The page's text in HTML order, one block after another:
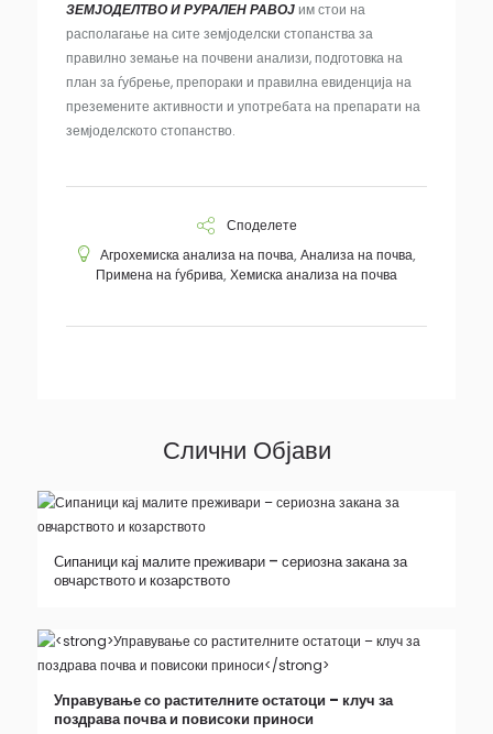
ЗЕМЈОДЕЛТВО И РУРАЛЕН РАВОЈим стои на
располагање на сите земјоделски стопанства за
правилно земање на почвени анализи, подготовка на
план за ѓубрење, препораки и правилна евиденција на
преземените активности и употребата на препарати на
земјоделското стопанство.
Споделете
Агрохемиска анализа на почва,Анализа на почва,
Примена на ѓубрива,Хемиска анализа на почва
Слични Објави
Сипаници кај малите преживари – сериозна закана за
овчарството и козарството
Управување со растителните остатоци – клуч за
поздрава почва и повисоки приноси